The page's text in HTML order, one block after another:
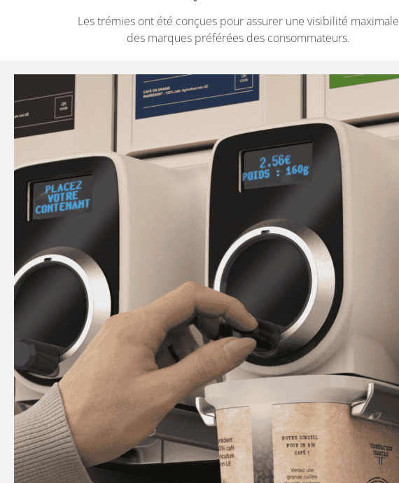
Les trémies ont été conçues pour assurer une visibilité maximale
des marques préférées des consommateurs.